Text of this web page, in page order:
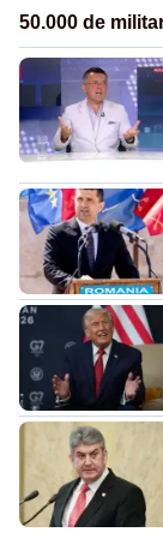
50.000 de